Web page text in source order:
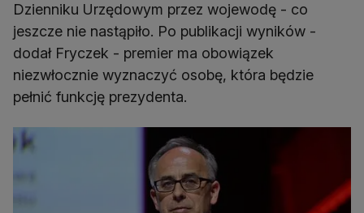
Dzienniku Urzędowym przez wojewodę - co
jeszcze nie nastąpiło. Po publikacji wyników -
dodał Fryczek - premier ma obowiązek
niezwłocznie wyznaczyć osobę, która będzie
pełnić funkcję prezydenta.